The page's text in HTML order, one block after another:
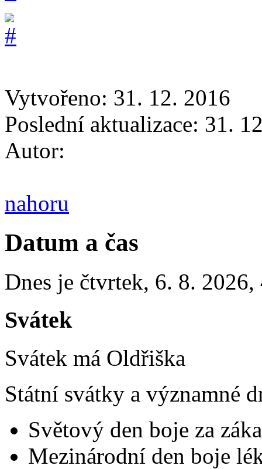
Vytvořeno: 31. 12. 2016
Poslední aktualizace: 31.
Autor:
nahoru
Datum a čas
Dnes je čtvrtek, 6. 8. 2026,
Svátek
Svátek má Oldřiška
Státní svátky a významné
Světový den boje za
Mezinárodní den boje